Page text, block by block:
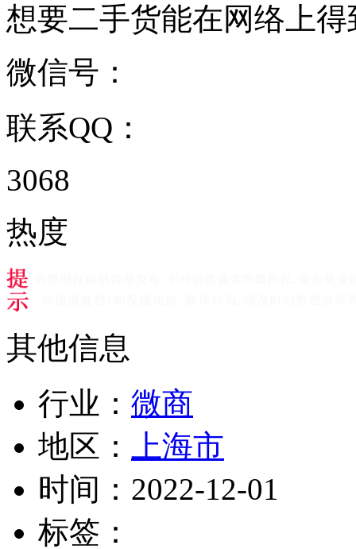
想要二手货能在网络上
微信号：
联系QQ：
3068
热度
其他信息
行业： 微商
地区：
上海市
时间： 2022-12-01
标签：